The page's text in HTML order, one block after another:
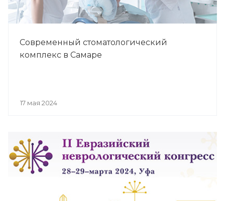
Современный стоматологический
комплекс в Самаре
17 мая 2024